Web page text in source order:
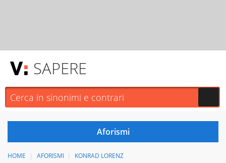
SAPERE
HOME AFORISMI KONRAD LORENZ